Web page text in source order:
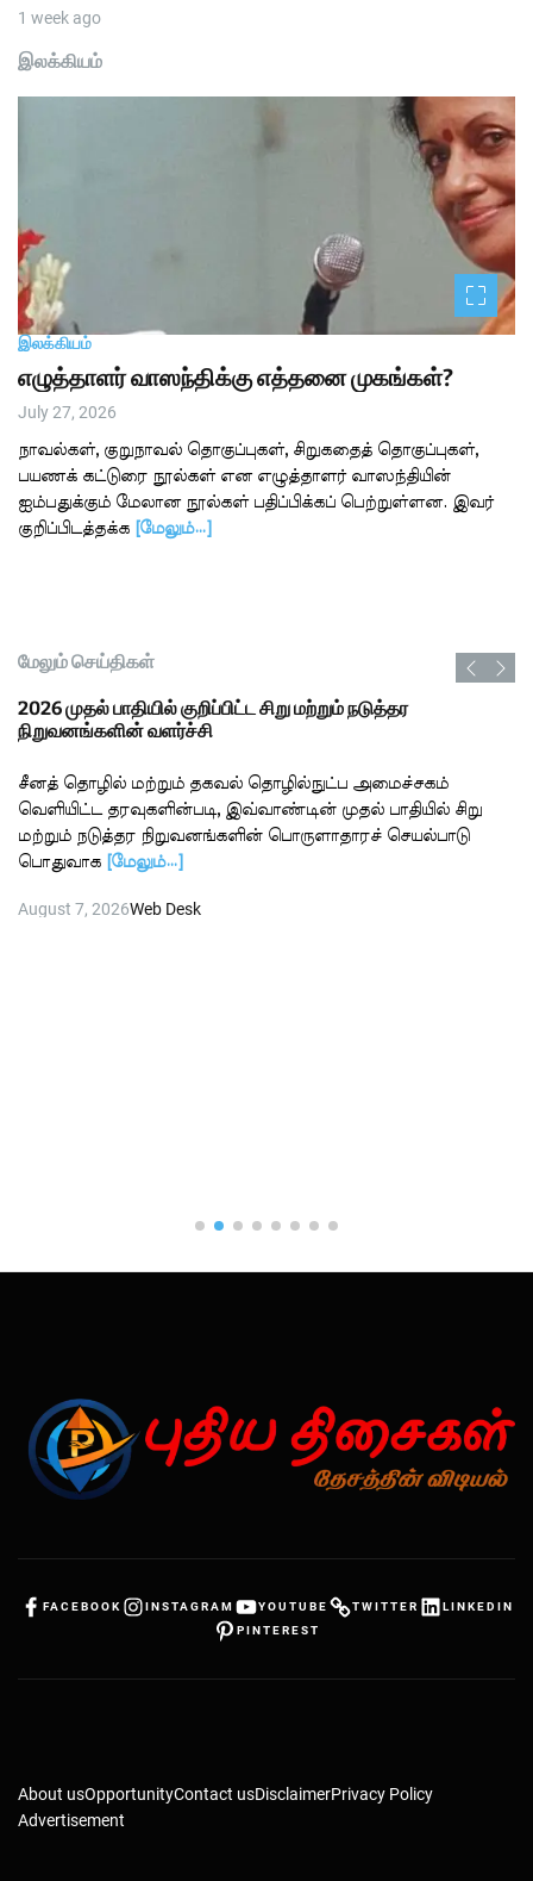
1 week ago
இலக்கியம்
இலக்கியம்
எழுத்தாளர் வாஸந்திக்கு எத்தனை முகங்கள்?
July 27, 2026
நாவல்கள், குறுநாவல் தொகுப்புகள், சிறுகதைத் தொகுப்புகள்,
பயணக் கட்டுரை நூல்கள் என எழுத்தாளர் வாஸந்தியின்
ஐம்பதுக்கும் மேலான நூல்கள் பதிப்பிக்கப் பெற்றுள்ளன. இவர்
குறிப்பிடத்தக்க
[மேலும்…]
மேலும் செய்திகள்
2026 முதல் பாதியில் குறிப்பிட்ட சிறு மற்றும் நடுத்தர
நிறுவனங்களின் வளர்ச்சி
சீனத் தொழில் மற்றும் தகவல் தொழில்நுட்ப அமைச்சகம்
வெளியிட்ட தரவுகளின்படி, இவ்வாண்டின் முதல் பாதியில் சிறு
மற்றும் நடுத்தர நிறுவனங்களின் பொருளாதாரச் செயல்பாடு
பொதுவாக
[மேலும்…]
August 7, 2026Web Desk
FACEBOOK INSTAGRAM YOUTUBE TWITTER
LINKEDIN
PINTEREST
About usOpportunityContact usDisclaimerPrivacy Policy
Advertisement